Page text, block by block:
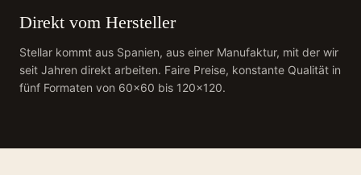
Direkt vom Hersteller
Stellar kommt aus Spanien, aus einer Manufaktur, mit der wir
seit Jahren direkt arbeiten. Faire Preise, konstante Qualität in
fünf Formaten von 60×60 bis 120×120.